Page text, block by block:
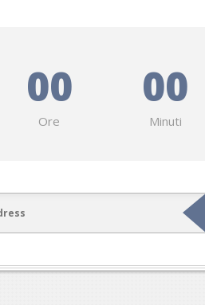
00
Ore
00
Minuti